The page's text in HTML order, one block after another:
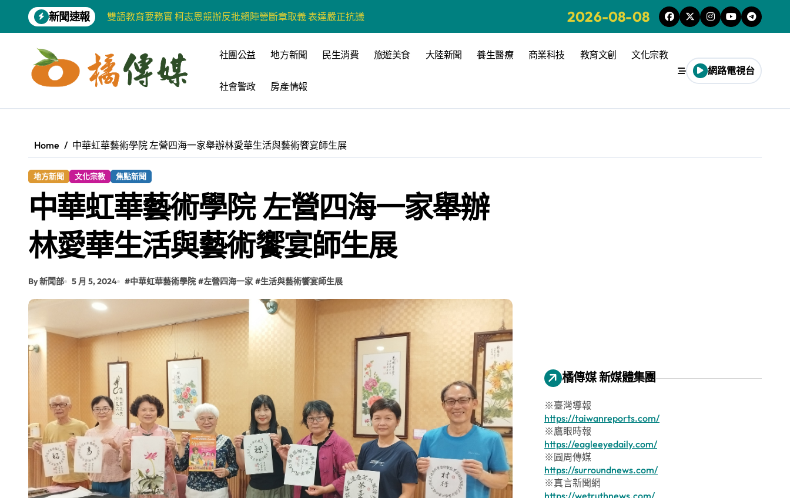
content
新聞速報
雙語教育要務實 柯志恩競辦反批賴陣營斷章取義 表達嚴正抗議
【第十四屆海峽青年薈】兩岸青年福州體驗水上運動
柯志恩競選網站正式上線 打造數位選戰新平台 公開五大亮點
兩岸青年齊聚福州共話農文旅融合發展
爭取原住民選票 柯志恩提原民5大政策 打造城鄉共好高雄
雅安 天府之肺裡的安逸密碼 一座被時光偏愛的巴適小城
港都文藝學會首辦蓮池潭文學營 支持高雄文學再出發
高科大機電系與日本愛媛大學跨校合作 並感謝世豐螺絲捐助獎學金
《讀者》8月號新聞焦點 【錦瑟】
【第十四屆海峽青年薈】青春交流聚同心 攜手融合共奮進
2026-08-08
社團公益 地方新聞 民生消費 旅遊美食 大陸新聞 養生醫療 商業科技 教育文創 文化宗教
社會警政 房產情報
網路電視台
Home 中華虹華藝術學院 左營四海一家舉辦林愛華生活與藝術饗宴師生展
地方新聞 文化宗教 焦點新聞
中華虹華藝術學院 左營四海一家舉辦
林愛華生活與藝術饗宴師生展
By 新聞部 5 月 5, 2024 #中華虹華藝術學院 #左營四海一家 #生活與藝術饗宴師生展
橘傳媒 新媒體集團
※臺灣導報
https://taiwanreports.com/
※鷹眼時報
https://eagleeyedaily.com/
※圓周傳媒
https://surroundnews.com/
※真言新聞網
https://wetruthnews.com/